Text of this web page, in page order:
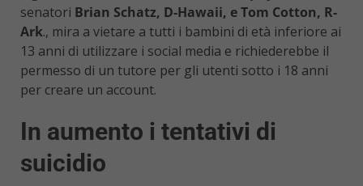
senatori Brian Schatz, D-Hawaii, e Tom Cotton, R-
Ark., mira a vietare a tutti i bambini di età inferiore ai
13 anni di utilizzare i social media e richiederebbe il
permesso di un tutore per gli utenti sotto i 18 anni
per creare un account.
In aumento i tentativi di
suicidio